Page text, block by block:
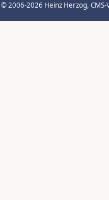
© 2006-2026 Heinz Herzog,